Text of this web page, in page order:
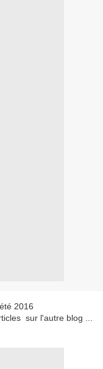
sur l'autre blog ...